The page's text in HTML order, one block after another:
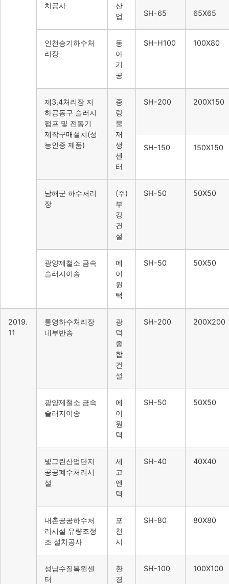
치공사
산
업
SH-65 65X65
인천승기하수처
리장
동
아
기
공
SH-H100 100X80
제3,4처리장 지
하공동구 슬러지
펌프 및 전동기
제작구매설치(성
능인증 제품)
중
랑
물
재
생
센
터
SH-200 200X150
SH-150 150X150
남해군 하수처리
장
(주)
부
강
건
설
SH-50 50X50
광양제철소 금속
슬러지이송
에
이
원
택
SH-50 50X50
2019.
11
통영하수처리장
내부반송
광
덕
종
합
건
설
SH-200 200X200
광양제철소 금속
슬러지이송
에
이
원
택
SH-50 50X50
빛그린산업단지
공공폐수처리시
설
세
고
엔
택
SH-40 40X40
내촌공공하수처
리시설 유량조정
조 설치공사
포
천
시
SH-80 80X80
성남수질복원센
터
환
경
SH-100 100X100